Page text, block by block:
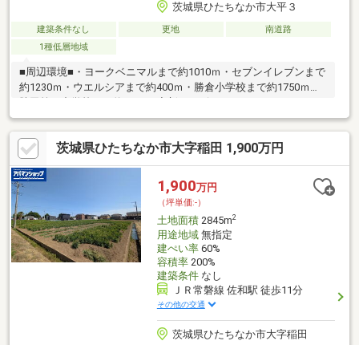
茨城県ひたちなか市大平３
建築条件なし 更地
南道路
1種低層地域
■周辺環境■・ヨークベニマルまで約1010ｍ・セブンイレブンまで
約1230ｍ・ウエルシアまで約400ｍ・勝倉小学校まで約1750ｍ・
ー◆土地探しと同時に、お客様が気になるハウスメーカーや建築
業者様を無料でご相談いただけます！また当社にて建築担当営業
様もご紹介いたします！お気軽にご相談ください♪
茨城県ひたちなか市大字稲田 1,900万円
1,900万円
（坪単価:-）
土地面積2845m2
用途地域無指定
建ぺい率60%
容積率200%
建築条件なし
ＪＲ常磐線 佐和駅 徒歩11分
その他の交通
茨城県ひたちなか市大字稲田